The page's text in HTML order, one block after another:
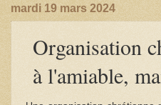
mardi 19 mars 2024
Organisation
à l'amiable,